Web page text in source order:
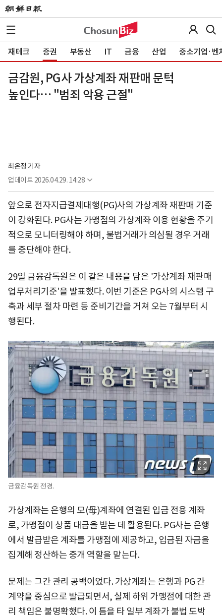
재테크 증권 부동산 IT 금융 산업 중소기업·벤
금감원, PG사 가상계좌 재판매 문턱
높인다… "범죄 악용 근절"
최온정 기자
업데이트 2026.04.29. 14:28
앞으로 전자지급결제대행(PG)사의 가상계좌 재판매 기준
이 강화된다. PG사는 가맹점의 가상계좌 이용 현황을 주기
적으로 모니터링해야 하며, 불법거래가 의심될 경우 거래
를 중단해야 한다.
29일 금융감독원은 이 같은 내용을 담은 '가상계좌 재판매
업무처리기준'을 발표했다. 이번 기준은 PG사의 시스템 구
축과 세부 절차 마련 등 준비기간을 거쳐 오는 7월부터 시
행된다.
금융감독원 전경.
가상계좌는 은행의 모(母)계좌에 연결된 입금 전용 계좌
로, 가맹점이 상품 대금을 받는 데 활용된다. PG사는 은행
에서 발급받은 계좌를 가맹점에 제공하고, 입금된 자금을
집계해 정산하는 중개 역할을 맡는다.
문제는 그간 관리 공백이었다. 가상계좌는 은행과 PG 간
계약을 중심으로 발급되면서, 실제 하위 가맹점에 대한 관
리 책임은 불명확했다. 이 틈을 타 일부 계좌가 불법 도박